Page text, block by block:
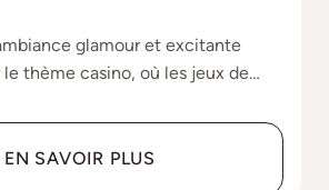
glamour et excitante
le thème casino, où les jeux de
EN SAVOIR PLUS